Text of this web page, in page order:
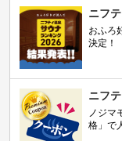
ニフ
おふろ
決定！
ニフ
ノジマ
格」で